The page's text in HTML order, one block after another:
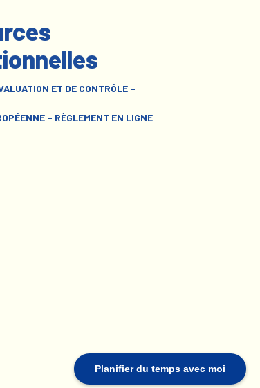
Planifier du temps avec moi
ET DE CONTRÔLE –
– RÈGLEMENT EN LIGNE